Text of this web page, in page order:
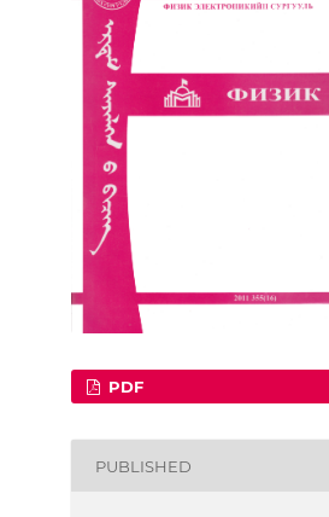
PDF
PUBLISHED